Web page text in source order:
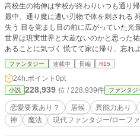
高校生の祐伸は学校が終わりいつも通り
最中、通り魔に遭い刃物で体を刺される
失う 目を覚まし目の前に広がっていた光
世界は現実世界と大差ないのかと思った
あることに気づく 慌てて家に帰り、忘れ
分とそっくりの顔が覗き込んでいた しか
していた。でもそれ以外の顔のパーツや
が出来ず呆然としていると自分(仮)は自ら
ファンタジー 連載中 長編 R15
24h.ポイント 0pt
小説 228,939 位 / 228,939件 ファンタジ
恋愛要素あり？ 居候 異能力あり
神
魔法 現代ファンタジー/ローフ